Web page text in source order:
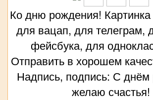
Ко дню рождения!
для вацап, для телеграм,
фейсбука, для
Отправить в хорошем
Надпись, подпись: С
желаю счастья!